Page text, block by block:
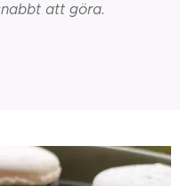
att göra.